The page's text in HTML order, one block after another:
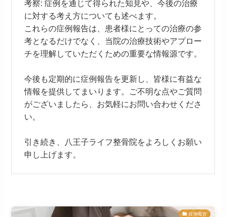
考察: 症例を通じて得られた知見や、今後の治療
に対する考え方についても述べます。
これらの症例報告は、患者様にとっての治療の参
考となるだけでなく、当院の治療技術やアプロー
チを理解していただくための重要な情報源です。
今後も定期的に症例報告を更新し、皆様に有益な
情報を提供してまいります。ご不明な点やご質問
がございましたら、お気軽にお問い合わせくださ
い。
引き続き、八王子ライフ整骨院をよろしくお願い
申し上げます。
症例報告